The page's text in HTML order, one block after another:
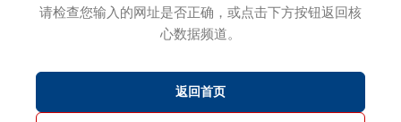
请检查您输入的网址是否正确，或点击下方按钮返回核
心数据频道。
返回首页